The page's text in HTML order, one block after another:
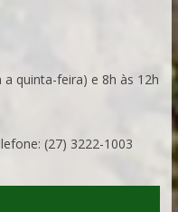
a quinta-feira) e 8h às 12h
(27) 3222-1003